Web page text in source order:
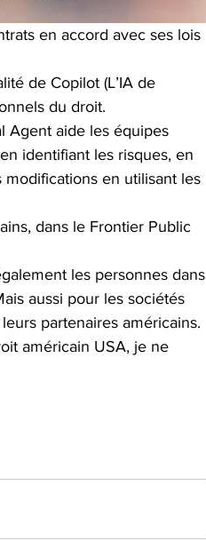
en accord avec ses lois
de Copilot (L’IA de
du droit.
Agent aide les équipes
identifiant les risques, en
en utilisant les
dans le Frontier Public
les personnes dans
aussi pour les sociétés
partenaires américains.
américain USA, je ne